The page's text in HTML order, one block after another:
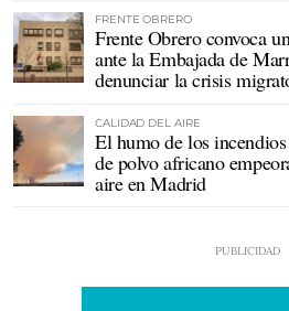
FRENTE OBRERO
Frente Obrero convoca
ante la Embajada de
denunciar la crisis
CALIDAD DEL AIRE
El humo de los
de polvo africano
aire en Madrid